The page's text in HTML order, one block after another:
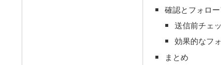
確認とフォロ
送信前チェ
効果的なフ
まとめ